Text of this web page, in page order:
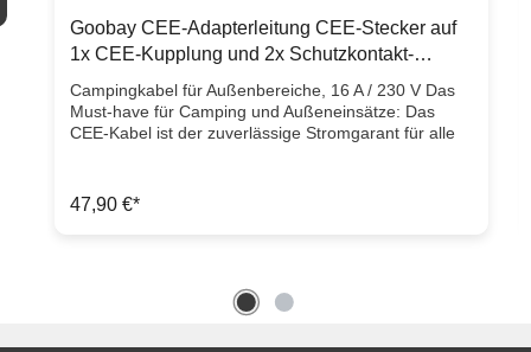
Goobay CEE-Adapterleitung CEE-Stecker auf
1x CEE-Kupplung und 2x Schutzkontakt-
Kupplung 10m 16A 230V
Campingkabel für Außenbereiche, 16 A / 230 V Das
Must-have für Camping und Außeneinsätze: Das
CEE-Kabel ist der zuverlässige Stromgarant für alle
V-Netz auf dem Campingplatz, wird jede Outdoor-
Tour zum entspannten Energie-Erlebnis. Volle Power,
Stromnetz auf dem Campingplatz.Mit der
zusätzliche Geräte mit Schutzkontakt von außen am
47,90 €*